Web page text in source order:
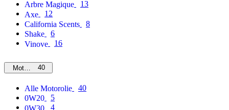
Arbre Magique
13
Axe
12
California Scents
8
Shake
6
Vinove
16
Motorolie40
Alle Motorolie
40
0W20
5
0W30
4